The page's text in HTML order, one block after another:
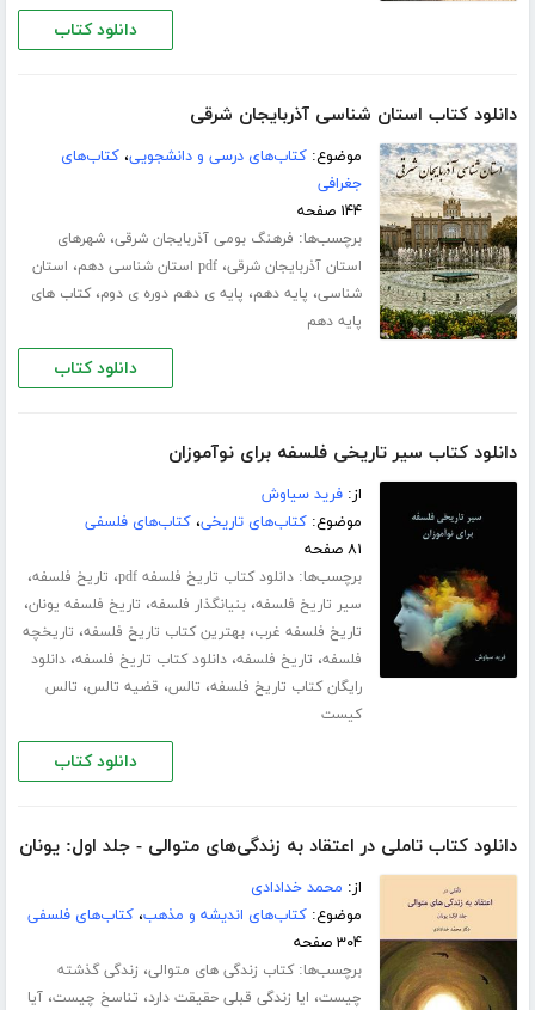
دانلود کتاب
دانلود کتاب استان شناسی آذربایجان شرقی
موضوع:کتاب‌های درسی و دانشجویی،کتاب‌های
جغرافی
۱۴۴ صفحه
برچسب‌ها: فرهنگ بومی آذربایجان شرقی،شهرهای
استان آذربایجان شرقی،pdf استان شناسی دهم ، استان
شناسی، پایه دهم، پایه ی دهم دوره ی دوم،کتاب های
پایه دهم
دانلود کتاب
دانلود کتاب سیر تاریخی فلسفه برای نوآموزان
از:فرید سیاوش
موضوع:کتاب‌های تاریخی،کتاب‌های فلسفی
۸۱ صفحه
برچسب‌ها:دانلود کتاب تاریخ فلسفه pdf ، تاریخ فلسفه،
سیر تاریخ فلسفه،بنیانگذار فلسفه، تاریخ فلسفه یونان،
تاریخ فلسفه غرب،بهترین کتاب تاریخ فلسفه، تاریخچه
فلسفه، تاریخ فلسفه،دانلود کتاب تاریخ فلسفه،دانلود
رایگان کتاب تاریخ فلسفه، تالس، قضیه تالس، تالس
کیست
دانلود کتاب
دانلود کتاب تاملی در اعتقاد به زندگی‌های متوالی - جلد اول: یونان
از: محمد خدادادی
موضوع:کتاب‌های اندیشه و مذهب،کتاب‌های فلسفی
۳۰۴ صفحه
برچسب‌ها:کتاب زندگی های متوالی، زندگی گذشته
چیست، ایا زندگی قبلی حقیقت دارد، تناسخ چیست،آیا